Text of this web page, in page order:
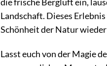
Landschaft. Dieses
Schönheit der Natur
Lasst euch von der Magie